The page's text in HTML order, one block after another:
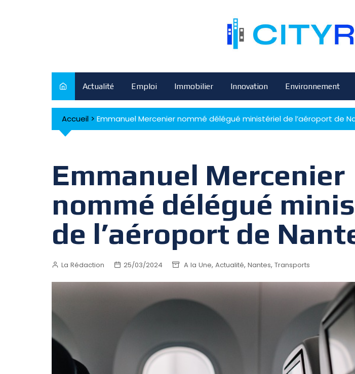
Actualité Emploi Immobilier Innovation Environnement
Accueil > Emmanuel Mercenier nommé délégué ministériel de l’aéroport de
Emmanuel Mercenier
nommé délégué
de l’aéroport de
La Rédaction 25/03/2024 A la Une, Actualité, Nantes, Transports